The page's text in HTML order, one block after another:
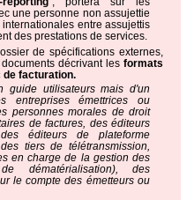
une personne non assujettie
entre assujettis
des prestations de services.
de spécifications externes,
décrivant les formats
de facturation.
guide utilisateurs mais d'un
entreprises émettrices ou
personnes morales de droit
de factures, des éditeurs
éditeurs de plateforme
tiers de télétransmission,
en charge de la gestion des
dématérialisation), des
le compte des émetteurs ou